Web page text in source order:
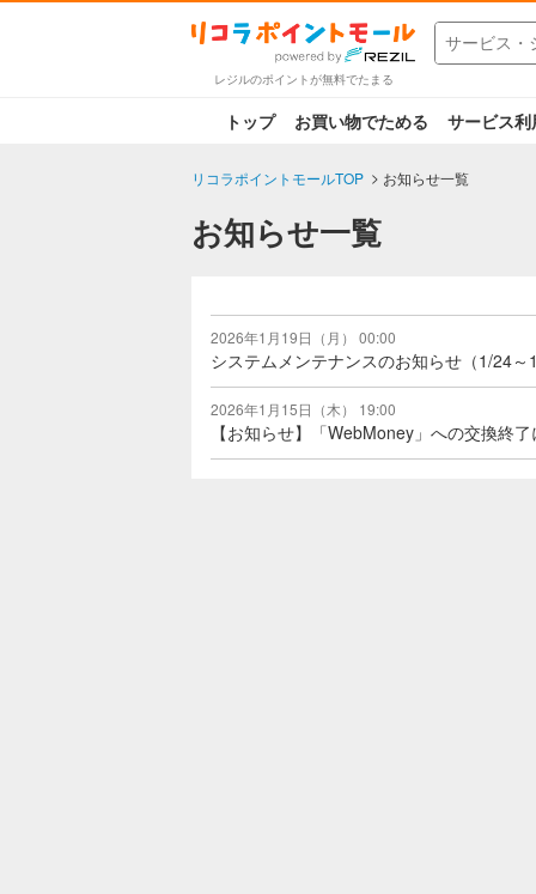
レジルのポイントが無料でたまる
トップ お買い物でためる サービス
リコラポイントモールTOP お知らせ一覧
お知らせ一覧
2026年1月19日（月） 00:00
システムメンテナンスのお知らせ（1/24
2026年1月15日（木） 19:00
【お知らせ】「WebMoney」への交換終